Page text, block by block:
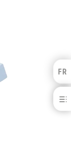
FR
and Bridgework